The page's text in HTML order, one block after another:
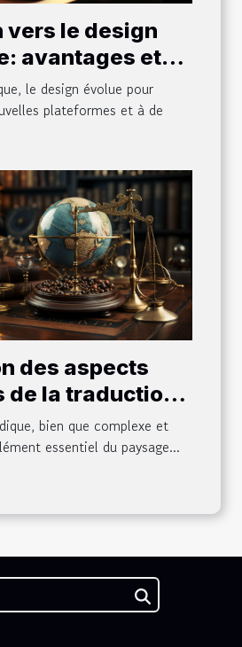
vers le design
avantages et
le design évolue pour
plateformes et à de
des aspects
de la traduction
bien que complexe et
essentiel du paysage...